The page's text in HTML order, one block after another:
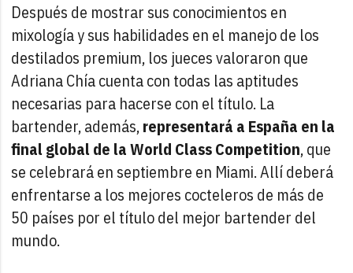
Después de mostrar sus conocimientos en
mixología y sus habilidades en el manejo de los
destilados premium, los jueces valoraron que
Adriana Chía cuenta con todas las aptitudes
necesarias para hacerse con el título. La
bartender, además,representará a España en la
final global de la World Class Competition, que
se celebrará en septiembre en Miami. Allí deberá
enfrentarse a los mejores cocteleros de más de
50 países por el título del mejor bartender del
mundo.